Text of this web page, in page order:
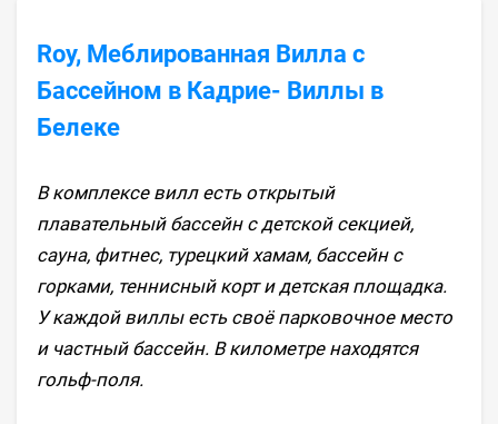
Roy, Меблированная Вилла с
Бассейном в Кадрие- Виллы в
Белеке
В комплексе вилл есть открытый
плавательный бассейн с детской секцией,
сауна, фитнес, турецкий хамам, бассейн с
горками, теннисный корт и детская площадка.
У каждой виллы есть своё парковочное место
и частный бассейн. В километре находятся
гольф-поля.